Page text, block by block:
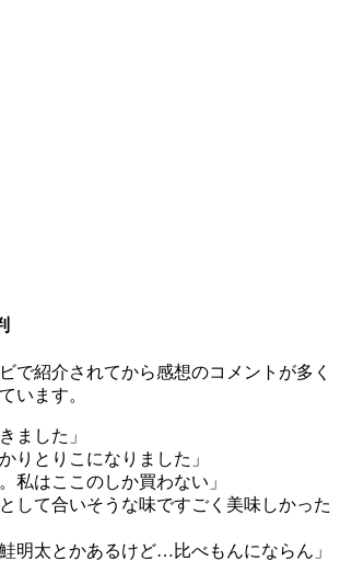
で紹介されてから感想のコメントが多く
います。
ました」
りとりこになりました」
私はここのしか買わない」
して合いそうな味ですごく美味しかった
明太とかあるけど…比べもんにならん」